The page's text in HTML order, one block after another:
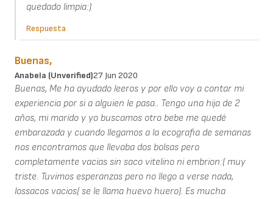
quedado limpia:)
Respuesta
Buenas,
Anabela (unverified)27 Jun 2020
Buenas, Me ha ayudado leeros y por ello voy a contar mi
experiencia por si a alguien le pasa.. Tengo una hija de 2
años, mi marido y yo buscamos otro bebe me quedé
embarazada y cuando llegamos a la ecografia de semanas
nos encontramos que llevaba dos bolsas pero
completamente vacias sin saco vitelino ni embrion:( muy
triste. Tuvimos esperanzas pero no llego a verse nada,
lossacos vacios( se le llama huevo huero). Es mucha